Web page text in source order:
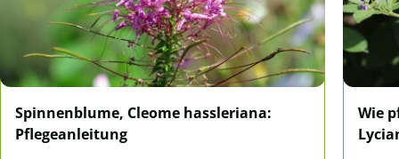
Spinnenblume, Cleome hassleriana:
Pflegeanleitung
Wie